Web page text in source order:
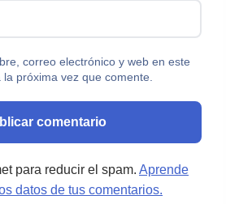
correo electrónico y web en este
la próxima vez que comente.
para reducir el spam. Aprende
datos de tus comentarios.